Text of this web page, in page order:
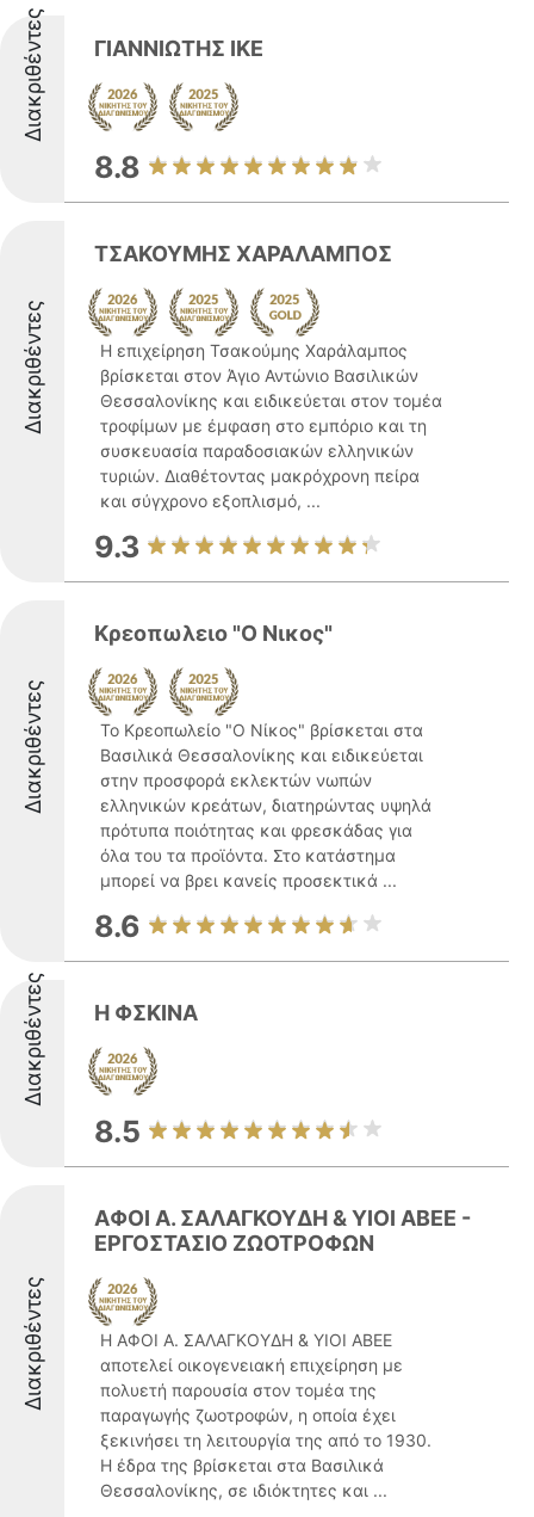
Διακριθέντες ΓΙΑΝΝΙΩΤΗΣ ΙΚΕ
8.8
Διακριθέντες
ΤΣΑΚΟΥΜΗΣ ΧΑΡΑΛΑΜΠΟΣ
Η επιχείρηση Τσακούμης Χαράλαμπος
βρίσκεται στον Άγιο Αντώνιο Βασιλικών
Θεσσαλονίκης και ειδικεύεται στον τομέα
τροφίμων με έμφαση στο εμπόριο και τη
συσκευασία παραδοσιακών ελληνικών
τυριών. Διαθέτοντας μακρόχρονη πείρα
και σύγχρονο εξοπλισμό, ...
9.3
Διακριθέντες
Κρεοπωλειο "Ο Νικος"
Το Κρεοπωλείο "Ο Νίκος" βρίσκεται στα
Βασιλικά Θεσσαλονίκης και ειδικεύεται
στην προσφορά εκλεκτών νωπών
ελληνικών κρεάτων, διατηρώντας υψηλά
πρότυπα ποιότητας και φρεσκάδας για
όλα του τα προϊόντα. Στο κατάστημα
μπορεί να βρει κανείς προσεκτικά ...
8.6
Διακριθέντες Η ΦΣΚΙΝΑ
8.5
Διακριθέντες
ΑΦΟΙ Α. ΣΑΛΑΓΚΟΥΔΗ & ΥΙΟΙ ΑΒΕΕ -
ΕΡΓΟΣΤΑΣΙΟ ΖΩΟΤΡΟΦΩΝ
Η ΑΦΟΙ Α. ΣΑΛΑΓΚΟΥΔΗ & ΥΙΟΙ ΑΒΕΕ
αποτελεί οικογενειακή επιχείρηση με
πολυετή παρουσία στον τομέα της
παραγωγής ζωοτροφών, η οποία έχει
ξεκινήσει τη λειτουργία της από το 1930.
Η έδρα της βρίσκεται στα Βασιλικά
Θεσσαλονίκης, σε ιδιόκτητες και ...